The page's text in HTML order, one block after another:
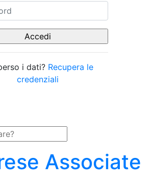
i dati? Recupera le
credenziali
Associate